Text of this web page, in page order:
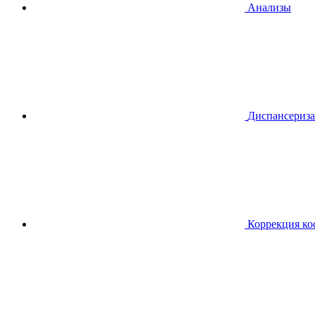
Анализы
Диспансериза
Коррекция